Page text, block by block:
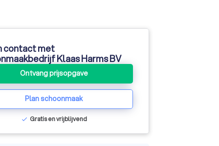
contact met
Klaas Harms BV
Ontvang prijsopgave
Plan schoonmaak
check Gratis en vrijblijvend